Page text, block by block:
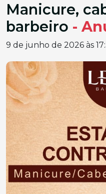
Manicure,
barbeiro -
9 de junho de 2026 às